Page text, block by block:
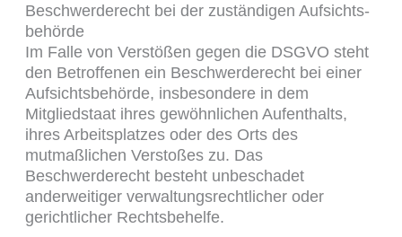
Beschwerde­recht bei der zuständigen Aufsichts­
behörde
Im Falle von Verstößen gegen die DSGVO steht
den Betroffenen ein Beschwerderecht bei einer
Aufsichtsbehörde, insbesondere in dem
Mitgliedstaat ihres gewöhnlichen Aufenthalts,
ihres Arbeitsplatzes oder des Orts des
mutmaßlichen Verstoßes zu. Das
Beschwerderecht besteht unbeschadet
anderweitiger verwaltungsrechtlicher oder
gerichtlicher Rechtsbehelfe.